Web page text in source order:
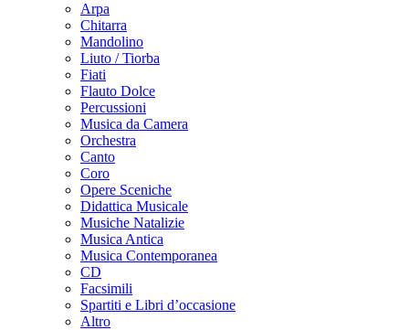
Arpa
Chitarra
Mandolino
Liuto / Tiorba
Fiati
Flauto Dolce
Percussioni
Musica da Camera
Orchestra
Canto
Coro
Opere Sceniche
Didattica Musicale
Musiche Natalizie
Musica Antica
Musica Contemporanea
CD
Facsimili
Spartiti e Libri d’occasione
Altro